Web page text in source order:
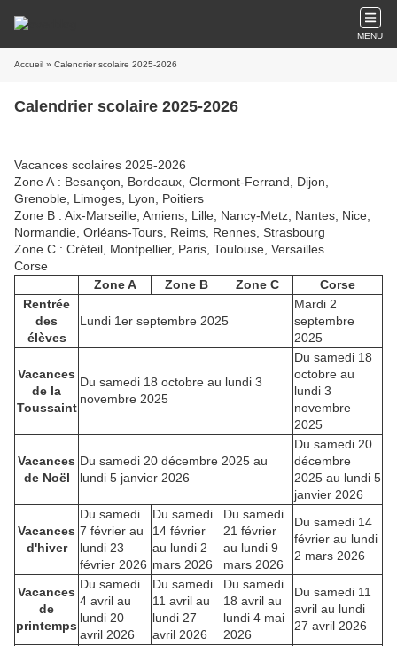
MENU
Accueil » Calendrier scolaire 2025-2026
Calendrier scolaire 2025-2026
Vacances scolaires 2025-2026
Zone A : Besançon, Bordeaux, Clermont-Ferrand, Dijon,
Grenoble, Limoges, Lyon, Poitiers
Zone B : Aix-Marseille, Amiens, Lille, Nancy-Metz, Nantes, Nice,
Normandie, Orléans-Tours, Reims, Rennes, Strasbourg
Zone C : Créteil, Montpellier, Paris, Toulouse, Versailles
Corse
Zone A
Zone B Zone C
Corse
Rentrée
des
élèves
Lundi 1er septembre 2025
Mardi 2
septembre
2025
Vacances
de la
Toussaint
Du samedi 18 octobre au lundi 3
novembre 2025
Du samedi 18
octobre au
lundi 3
novembre
2025
Vacances
de Noël
Du samedi 20 décembre 2025 au
lundi 5 janvier 2026
Du samedi 20
décembre
2025 au lundi 5
janvier 2026
Vacances
d'hiver
Du samedi
7 février au
lundi 23
février 2026
Du samedi
14 février
au lundi 2
mars 2026
Du samedi
21 février
au lundi 9
mars 2026
Du samedi 14
février au lundi
2 mars 2026
Vacances
de
printemps
Du samedi
4 avril au
lundi 20
avril 2026
Du samedi
11 avril au
lundi 27
avril 2026
Du samedi
18 avril au
lundi 4 mai
2026
Du samedi 11
avril au lundi
27 avril 2026